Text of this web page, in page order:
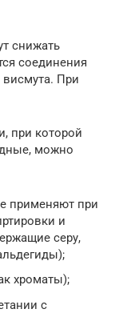
снижать
соединения
При
при которой
можно
применяют при
и
серу,
хроматы);
с